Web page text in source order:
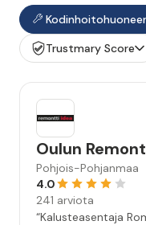
Trustmary Score
Oulun
Pohjois-Pohjanmaa
4.0
241 arviota
“Kalusteasentaja